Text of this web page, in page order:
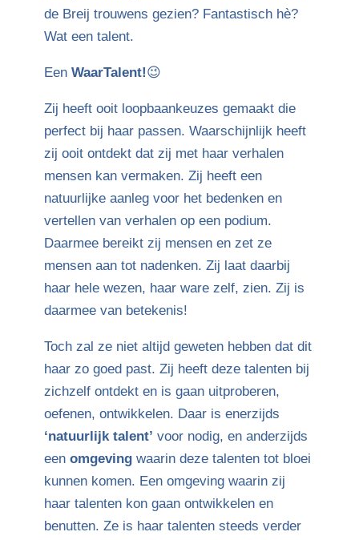
de Breij trouwens gezien? Fantastisch hè?
Wat een talent.
Een WaarTalent!😉
Zij heeft ooit loopbaankeuzes gemaakt die
perfect bij haar passen. Waarschijnlijk heeft
zij ooit ontdekt dat zij met haar verhalen
mensen kan vermaken. Zij heeft een
natuurlijke aanleg voor het bedenken en
vertellen van verhalen op een podium.
Daarmee bereikt zij mensen en zet ze
mensen aan tot nadenken. Zij laat daarbij
haar hele wezen, haar ware zelf, zien. Zij is
daarmee van betekenis!
Toch zal ze niet altijd geweten hebben dat dit
haar zo goed past. Zij heeft deze talenten bij
zichzelf ontdekt en is gaan uitproberen,
oefenen, ontwikkelen. Daar is enerzijds
‘natuurlijk talent’ voor nodig, en anderzijds
een omgevingwaarin deze talenten tot bloei
kunnen komen. Een omgeving waarin zij
haar talenten kon gaan ontwikkelen en
benutten. Ze is haar talenten steeds verder